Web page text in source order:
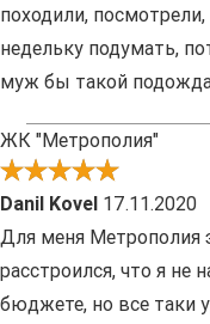
походили,
недельку подумать,
муж бы такой
ЖК "Метрополия"
Danil Kovel 17.11.2020
Для меня Метрополия
расстроился, что я не
бюджете, но все таки